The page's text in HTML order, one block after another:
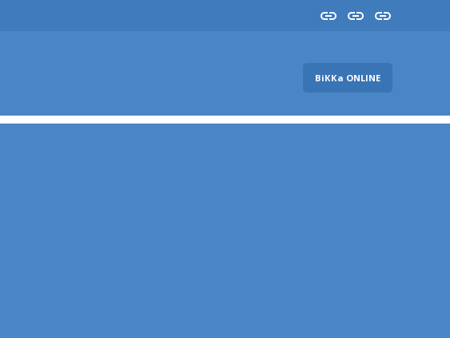
InstaYouTube
FB
ВіККа ONLINE